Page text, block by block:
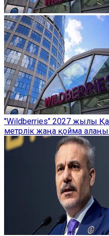
"Wildberries" 2027 жылы
метрлік жаңа қойма